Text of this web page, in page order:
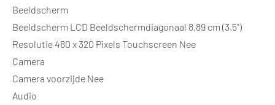
Beeldscherm
Beeldscherm LCD Beeldschermdiagonaal 8,89 cm (3.5")
Resolutie 480 x 320 Pixels Touchscreen Nee
Camera
Camera voorzijde Nee
Audio